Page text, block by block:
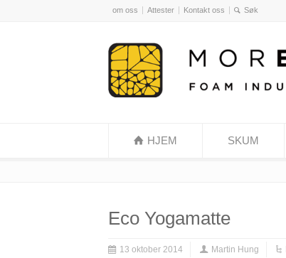
om oss Attester Kontakt oss
HJEM SKUM
Eco Yogamatte
13 oktober 2014 Martin Hung